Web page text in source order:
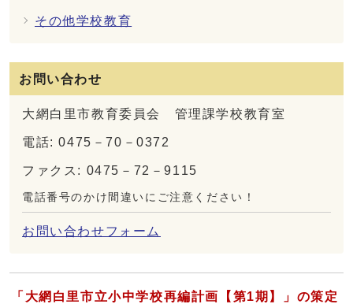
その他学校教育
お問い合わせ
大網白里市教育委員会 管理課学校教育室
電話: 0475－70－0372
ファクス: 0475－72－9115
電話番号のかけ間違いにご注意ください！
お問い合わせフォーム
「大網白里市立小中学校再編計画【第1期】」の策定